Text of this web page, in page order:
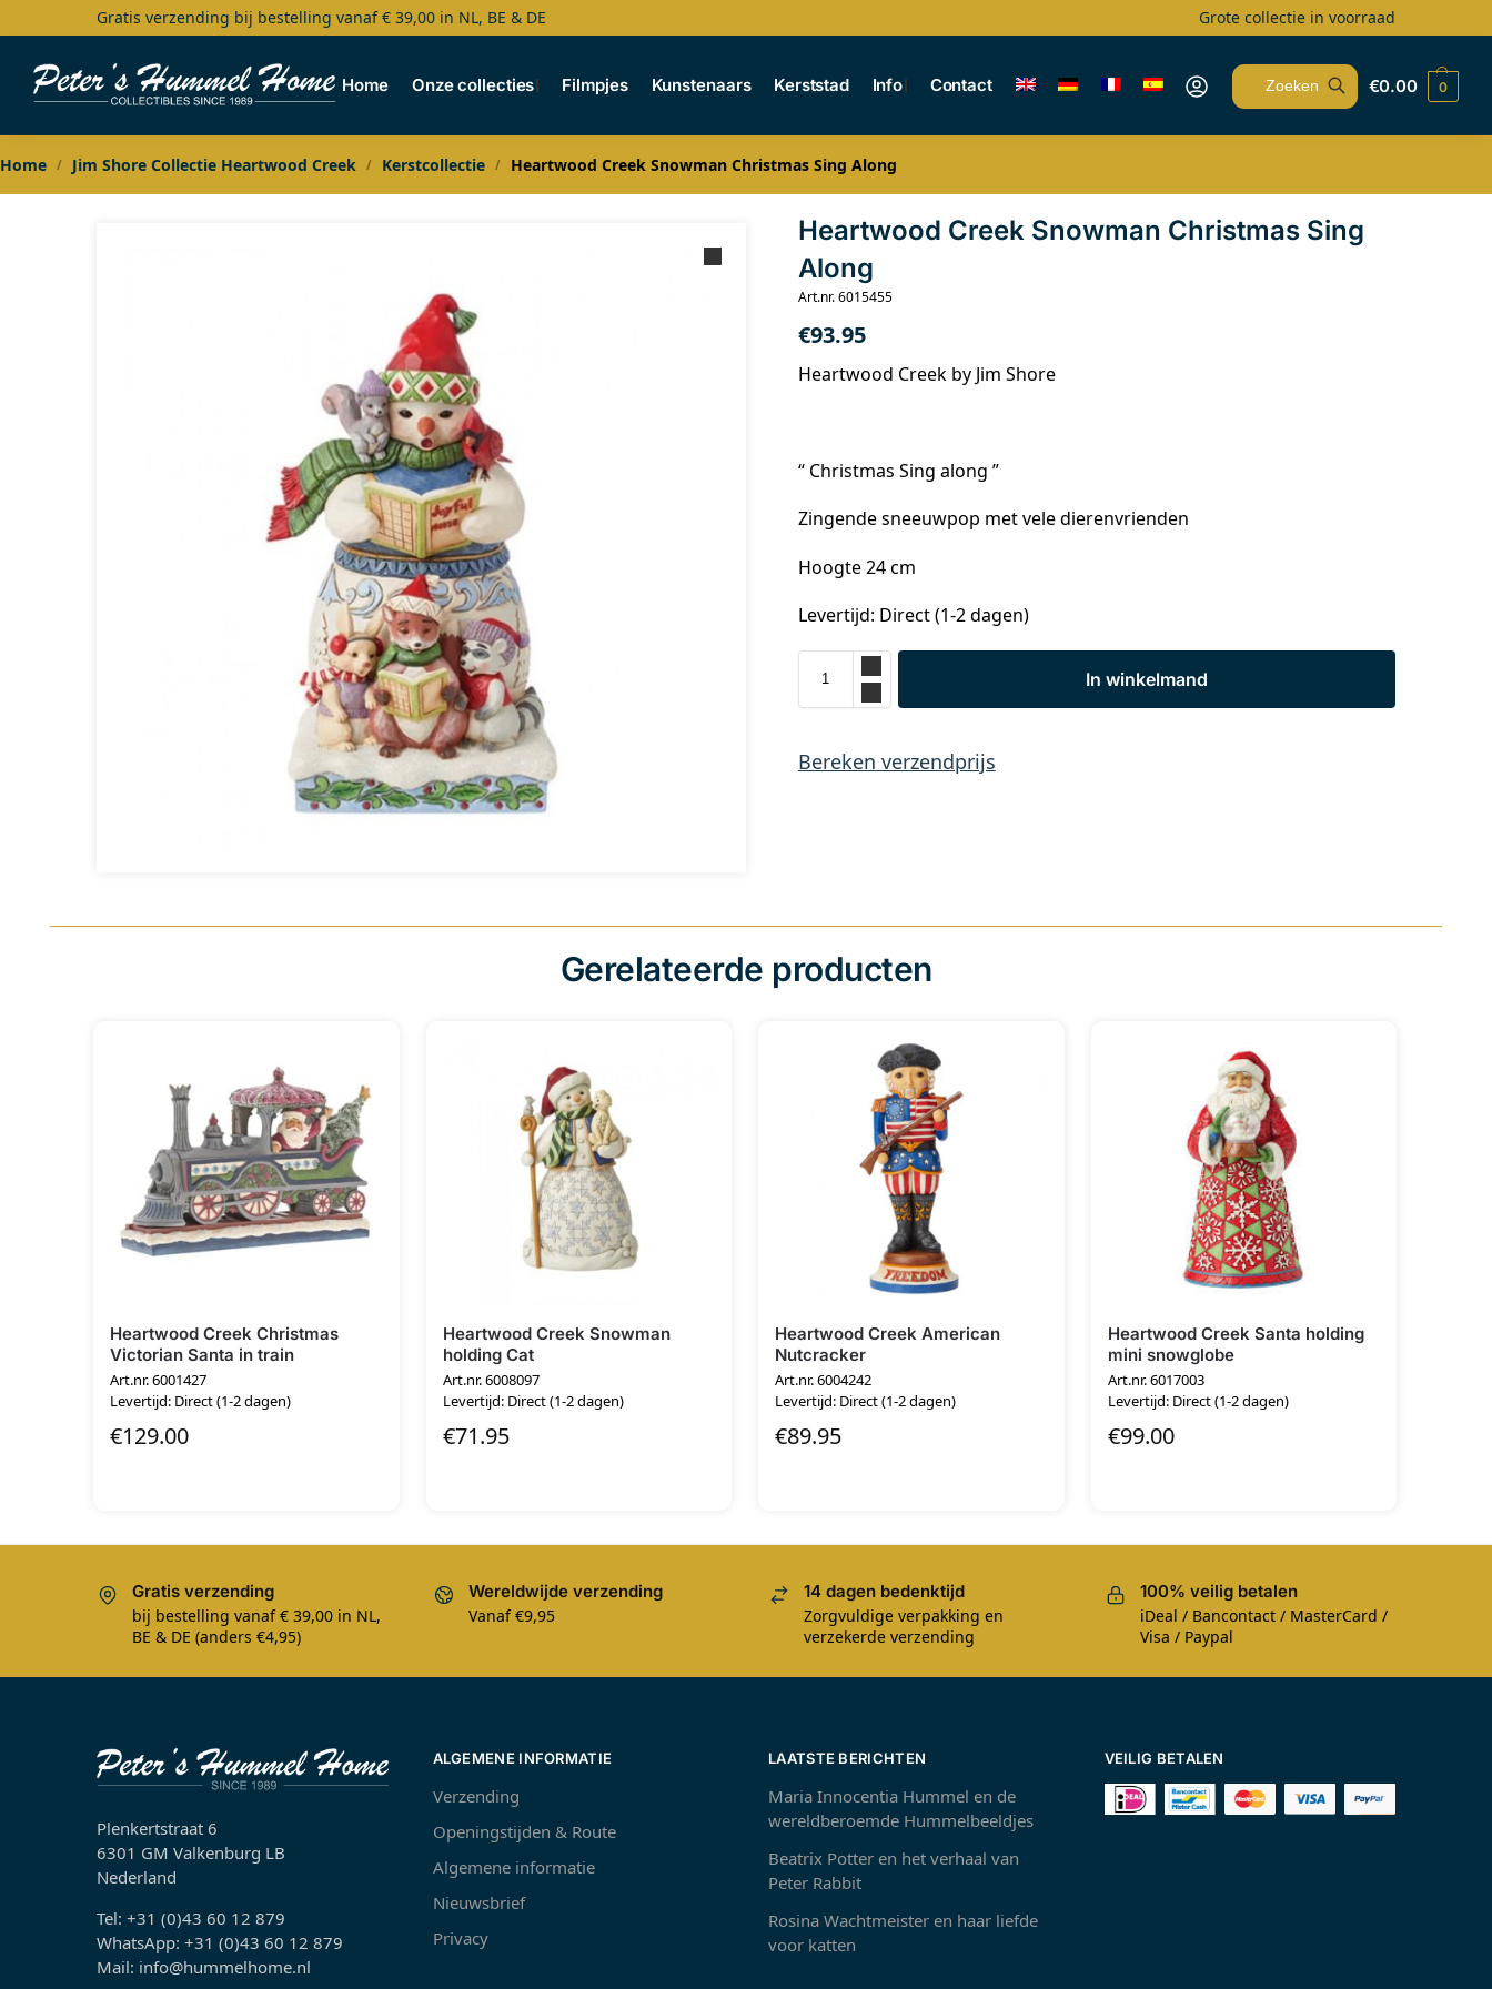
Gratis verzending bij bestelling vanaf € 39,00 in NL, BE & DE Grote collectie in voorraad
Home Onze collecties Filmpjes Kunstenaars Kerststad Info Contact
Search
€0.00 0
Home / Jim Shore Collectie Heartwood Creek / Kerstcollectie / Heartwood Creek Snowman Christmas Sing Along
Heartwood Creek Snowman Christmas Sing
Along
Art.nr. 6015455
€93.95
Heartwood Creek by Jim Shore
“ Christmas Sing along ”
Zingende sneeuwpop met vele dierenvrienden
Hoogte 24 cm
Levertijd: Direct (1-2 dagen)
In winkelmand
Bereken verzendprijs
Gerelateerde producten
Heartwood Creek Christmas
Victorian Santa in train
Art.nr. 6001427
Levertijd: Direct (1-2 dagen)
€129.00
Heartwood Creek Snowman
holding Cat
Art.nr. 6008097
Levertijd: Direct (1-2 dagen)
€71.95
Heartwood Creek American
Nutcracker
Art.nr. 6004242
Levertijd: Direct (1-2 dagen)
€89.95
Heartwood Creek Santa holding
mini snowglobe
Art.nr. 6017003
Levertijd: Direct (1-2 dagen)
€99.00
Gratis verzending
bij bestelling vanaf € 39,00 in NL,
BE & DE (anders €4,95)
Wereldwijde verzending
Vanaf €9,95
14 dagen bedenktijd
Zorgvuldige verpakking en
verzekerde verzending
100% veilig betalen
iDeal / Bancontact / MasterCard /
Visa / Paypal
Plenkertstraat 6
6301 GM Valkenburg LB
Nederland
Tel: +31 (0)43 60 12 879
WhatsApp: +31 (0)43 60 12 879
Mail: info@hummelhome.nl
ALGEMENE INFORMATIE
Verzending
Openingstijden & Route
Algemene informatie
Nieuwsbrief
Privacy
LAATSTE BERICHTEN
Maria Innocentia Hummel en de
wereldberoemde Hummelbeeldjes
Beatrix Potter en het verhaal van
Peter Rabbit
Rosina Wachtmeister en haar liefde
voor katten
VEILIG BETALEN